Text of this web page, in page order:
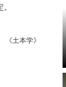
《土本学》